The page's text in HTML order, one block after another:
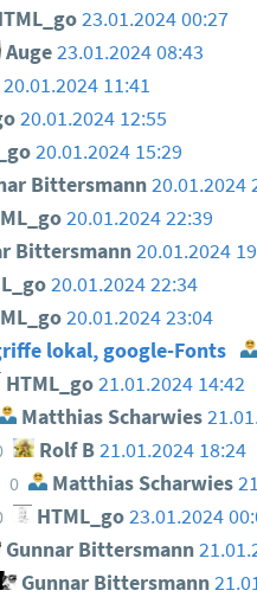
23.01.2024 00:27
Auge 23.01.2024 08:43
20.01.2024 11:41
20.01.2024 12:55
20.01.2024 15:29
Bittersmann20.01.2024
20.01.2024 22:39
Bittersmann20.01.2024
20.01.2024 22:34
20.01.2024 23:04
lokal, google-Fonts
HTML_go 21.01.2024 14:42
Matthias Scharwies
Rolf B21.01.2024 18:24
0 Matthias Scharwies
HTML_go23.01.2024
Gunnar Bittersmann
Gunnar Bittersmann